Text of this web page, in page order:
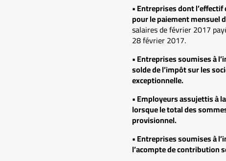
• Entreprises dont
pour le paiement mensuel
salaires de février 2017
28 février 2017.
• Entreprises soumises à
solde de l’impôt sur les
exceptionnelle.
• Employeurs assujettis à
lorsque le total des
provisionnel.
• Entreprises soumises à
l’acompte de contribution